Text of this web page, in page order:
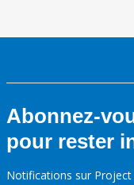
Abonnez-
pour rester
Notifications sur Project